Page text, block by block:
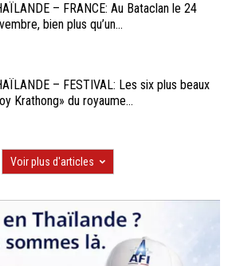
– FRANCE: Au Bataclan le 24
bien plus qu’un...
– FESTIVAL: Les six plus beaux
Krathong» du royaume...
Voir plus d'articles